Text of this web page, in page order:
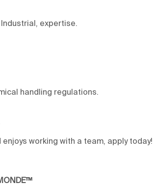
expertise.
handling regulations.
working with a team, apply today!